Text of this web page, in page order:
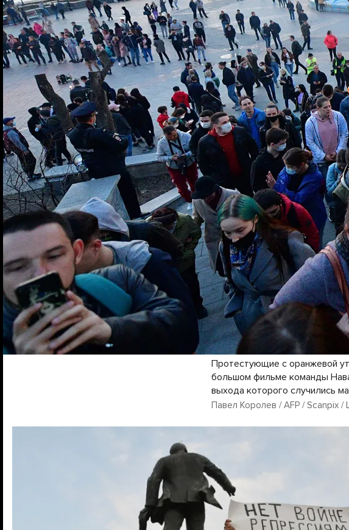
Протестующие с оранжевой
большом фильме команды
выхода которого случились
Павел Королев / AFP / Scanpix /